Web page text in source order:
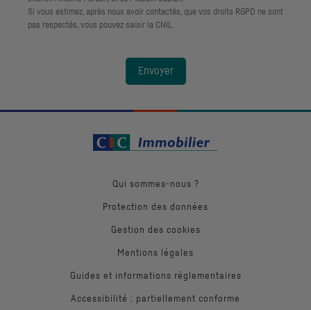
Si vous estimez, après nous avoir contactés, que vos droits RGPD ne sont
pas respectés, vous pouvez saisir la CNIL.
Envoyer
Qui sommes-nous ?
Protection des données
Gestion des cookies
Mentions légales
Guides et informations réglementaires
Accessibilité : partiellement conforme